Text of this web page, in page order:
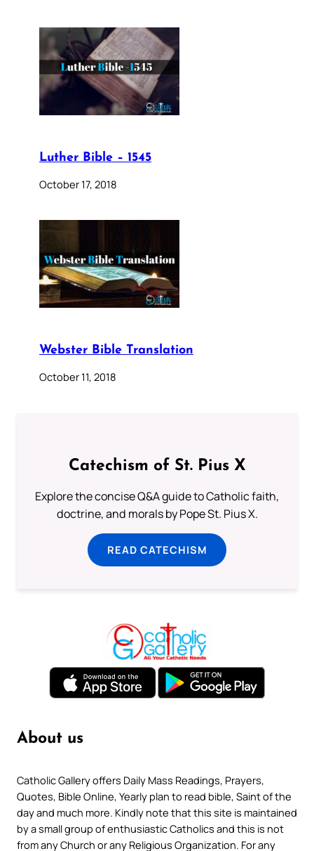
Luther Bible – 1545
October 17, 2018
Webster Bible Translation
October 11, 2018
Catechism of St. Pius X
Explore the concise Q&A guide to Catholic faith,
doctrine, and morals by Pope St. Pius X.
READ CATECHISM
About us
Catholic Gallery offers Daily Mass Readings, Prayers,
Quotes, Bible Online, Yearly plan to read bible, Saint of the
day and much more. Kindly note that this site is maintained
by a small group of enthusiastic Catholics and this is not
from any Church or any Religious Organization. For any